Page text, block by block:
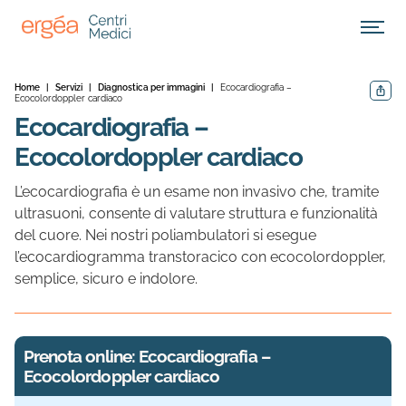
Apri
Home Servizi Diagnostica per immagini
Ecocardiografia –
Ecocolordoppler cardiaco
Ecocardiografia –
Ecocolordoppler cardiaco
L’ecocardiografia è un esame non invasivo che, tramite
ultrasuoni, consente di valutare struttura e funzionalità
del cuore. Nei nostri poliambulatori si esegue
l’ecocardiogramma transtoracico con ecocolordoppler,
semplice, sicuro e indolore.
Prenota online: Ecocardiografia –
Ecocolordoppler cardiaco